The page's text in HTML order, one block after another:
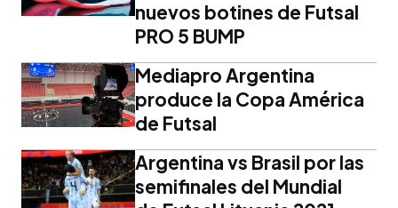
nuevos botines de Futsal
PRO 5 BUMP
Mediapro Argentina
produce la Copa América
de Futsal
Argentina vs Brasil por las
semifinales del Mundial